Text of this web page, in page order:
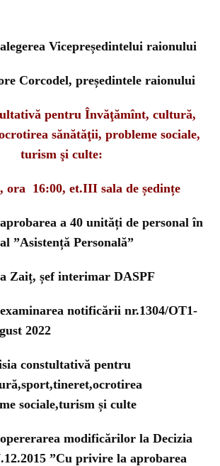
Vicepreședintelui raionului
Corcodel, președintele raionului
pentru Învăţămînt, cultură,
sănătăţii, probleme sociale,
turism şi culte:
ora 16:00, et.III sala de ședințe
a 40 unități de personal în
”Asistență Personală”
Zaiț, șef interimar DASPF
notificării nr.1304/OT1-
2022
constultativă pentru
sociale,turism și culte
modificărilor la Decizia
”Cu privire la aprobarea